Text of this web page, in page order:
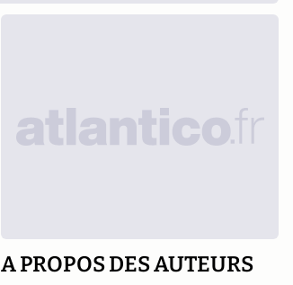
A PROPOS DES AUTEURS